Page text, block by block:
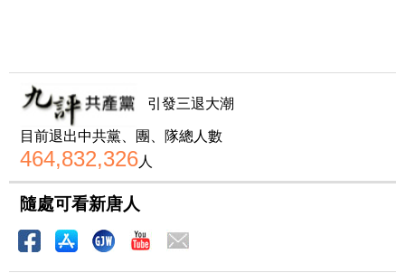
引發三退大潮
目前退出中共黨、團、隊總人數
464,832,326人
隨處可看新唐人